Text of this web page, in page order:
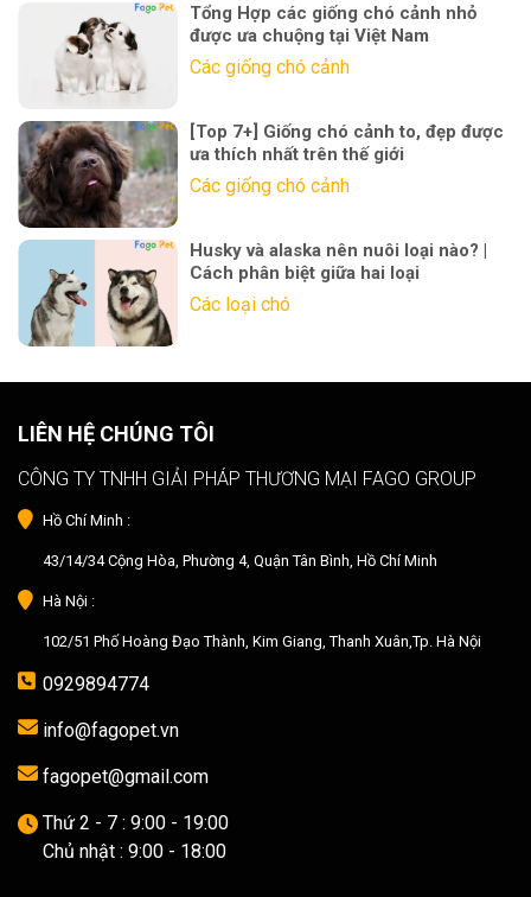
Tổng Hợp các giống chó cảnh nhỏ
được ưa chuộng tại Việt Nam
Các giống chó cảnh
[Top 7+] Giống chó cảnh to, đẹp được
ưa thích nhất trên thế giới
Các giống chó cảnh
Husky và alaska nên nuôi loại nào? |
Cách phân biệt giữa hai loại
Các loại chó
LIÊN HỆ CHÚNG TÔI
CÔNG TY TNHH GIẢI PHÁP THƯƠNG MẠI FAGO GROUP
Hồ Chí Minh :
43/14/34 Cộng Hòa, Phường 4, Quận Tân Bình, Hồ Chí Minh
Hà Nội :
102/51 Phố Hoàng Đạo Thành, Kim Giang, Thanh Xuân,Tp. Hà Nội
0929894774
info@fagopet.vn
fagopet@gmail.com
Thứ 2 - 7 : 9:00 - 19:00
Chủ nhật : 9:00 - 18:00